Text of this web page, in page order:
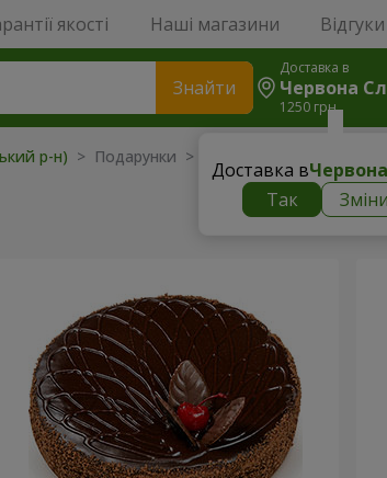
якості Наші магазини Відгуки
Знайти
Доставка в
1250 грн
Доставка в
Так
р-н) > Подарунки > Торти